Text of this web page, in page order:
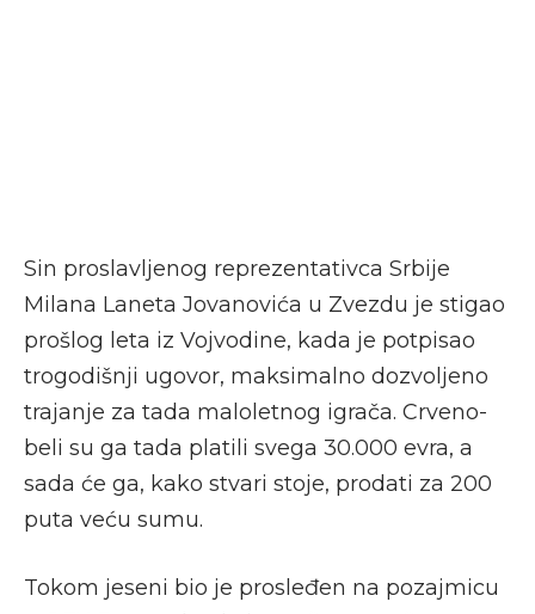
Sin proslavljenog reprezentativca Srbije
Milana Laneta Jovanovića u Zvezdu je stigao
prošlog leta iz Vojvodine, kada je potpisao
trogodišnji ugovor, maksimalno dozvoljeno
trajanje za tada maloletnog igrača. Crveno-
beli su ga tada platili svega 30.000 evra, a
sada će ga, kako stvari stoje, prodati za 200
puta veću sumu.
Tokom jeseni bio je prosleđen na pozajmicu